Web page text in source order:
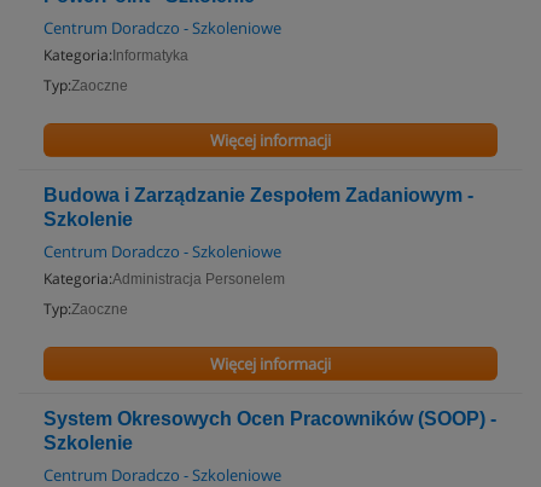
Centrum Doradczo - Szkoleniowe
Kategoria: Informatyka
Typ:Zaoczne
Więcej informacji
Budowa i Zarządzanie Zespołem Zadaniowym -
Szkolenie
Centrum Doradczo - Szkoleniowe
Kategoria:Administracja Personelem
Typ:Zaoczne
Więcej informacji
System Okresowych Ocen Pracowników (SOOP) -
Szkolenie
Centrum Doradczo - Szkoleniowe